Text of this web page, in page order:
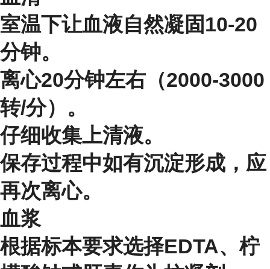
室温下让血液自然凝固10-20
分钟。
离心20分钟左右（2000-3000
转/分）。
仔细收集上清液。
保存过程中如有沉淀形成，应
再次离心。
血浆
根据标本要求选择EDTA、柠